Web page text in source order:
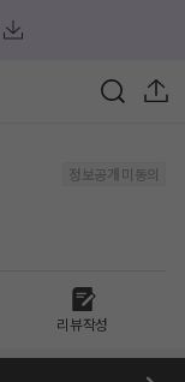
정보공개 미동의
리뷰작성